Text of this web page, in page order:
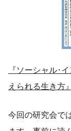
『ソーシャル･
えられる生き方』
今回の研究会で